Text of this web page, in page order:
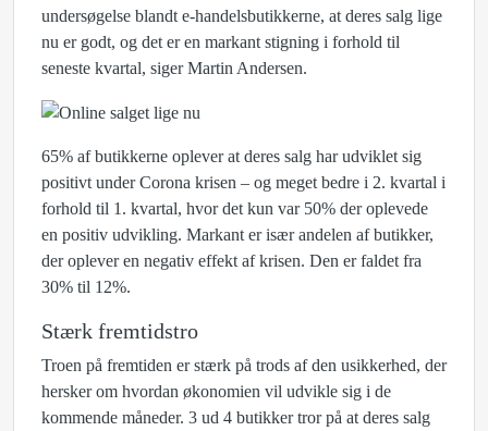
undersøgelse blandt e-handelsbutikkerne, at deres salg lige
nu er godt, og det er en markant stigning i forhold til
seneste kvartal, siger Martin Andersen.
65% af butikkerne oplever at deres salg har udviklet sig
positivt under Corona krisen – og meget bedre i 2. kvartal i
forhold til 1. kvartal, hvor det kun var 50% der oplevede
en positiv udvikling. Markant er især andelen af butikker,
der oplever en negativ effekt af krisen. Den er faldet fra
30% til 12%.
Stærk fremtidstro
Troen på fremtiden er stærk på trods af den usikkerhed, der
hersker om hvordan økonomien vil udvikle sig i de
kommende måneder. 3 ud 4 butikker tror på at deres salg